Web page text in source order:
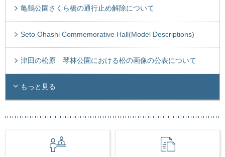
亀鶴公園さくら橋の通行止め解除について
Seto Ohashi Commemorative Hall(Model Descriptions)
津田の松原 琴林公園における松の画像の公表について
もっと見る